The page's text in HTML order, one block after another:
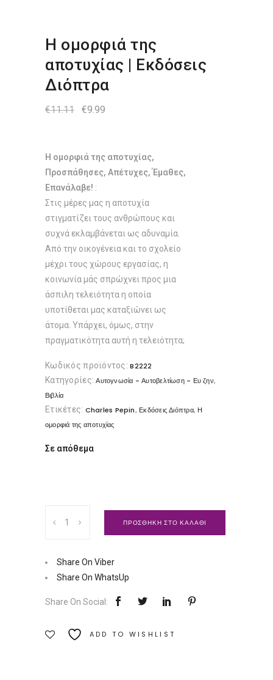
Η ομορφιά της
αποτυχίας | Εκδόσεις
Διόπτρα
€11.11
Original
€9.99
Η ομορφιά της αποτυχίας,
Προσπάθησες, Απέτυχες, Έμαθες,
Επανάλαβε! :
Στις μέρες μας η αποτυχία
στιγματίζει τους ανθρώπους και
συχνά εκλαμβάνεται ως αδυναμία.
Από την οικογένεια και το σχολείο
μέχρι τους χώρους εργασίας, η
κοινωνία μάς σπρώχνει προς μια
άσπιλη τελειότητα η οποία
υποτίθεται μας καταξιώνει ως
άτομα. Υπάρχει, όμως, στην
πραγματικότητα αυτή η τελειότητα;
Κωδικός προϊόντος:B2222
Κατηγορίες:Αυτογνωσία - Αυτοβελτίωση - Ευ ζην,
Βιβλία
Ετικέτες: Charles Pepin, Εκδόσεις Διόπτρα, Η
ομορφιά της αποτυχίας
Σε απόθεμα
ομορφιά
αποτυχίας
Διόπτρα
ΠΡΟΣΘΗΚΗ ΣΤΟ ΚΑΛΑΘΙ
Share On Viber
Share On WhatsUp
Share On Social:
ADD TO WISHLIST